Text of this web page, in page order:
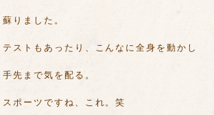
蘇りました。
テストもあったり、こんなに全身を動かし
手先まで気を配る。
スポーツですね、これ。笑